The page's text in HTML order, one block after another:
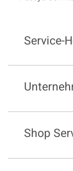
Service-
Shop